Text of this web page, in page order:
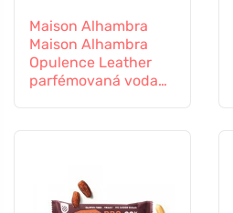
Maison Alhambra
Maison Alhambra
Opulence Leather
parfémovaná voda